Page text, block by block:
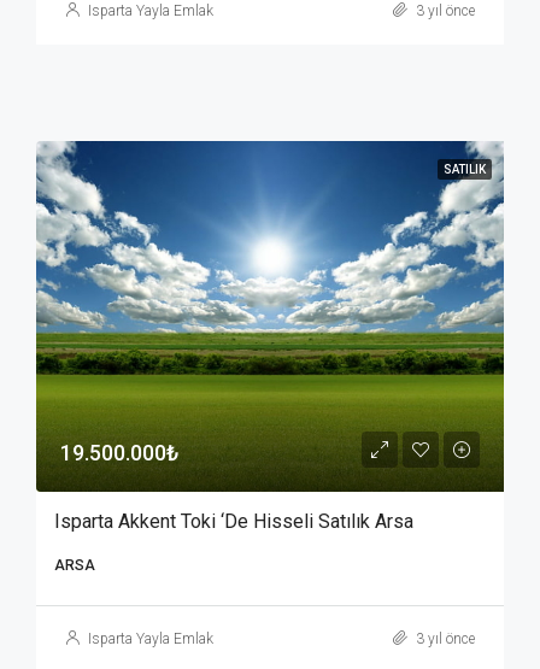
Isparta Yayla Emlak 3 yıl önce
SATILIK
19.500.000₺
Isparta Akkent Toki ‘de Hisseli Satılık Arsa
ARSA
Isparta Yayla Emlak 3 yıl önce